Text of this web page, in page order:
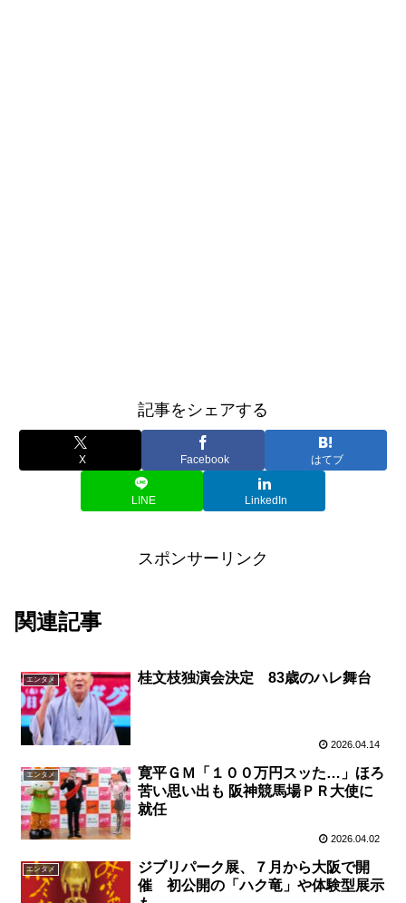
記事をシェアする
X Facebook はてブ
LINE LinkedIn
スポンサーリンク
関連記事
エンタメ 桂文枝独演会決定 83歳のハレ舞台
2026.04.14
エンタメ
寛平ＧＭ「１００万円スッた…」ほろ
苦い思い出も 阪神競馬場ＰＲ大使に
就任
2026.04.02
エンタメ
ジブリパーク展、７月から大阪で開
催 初公開の「ハク竜」や体験型展示